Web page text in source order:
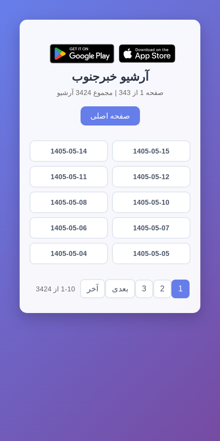
آرشیو خبرجنوب
صفحه 1 از 343 | مجموع 3424 آرشیو
صفحه اصلی
1405-05-15
1405-05-14
1405-05-12
1405-05-11
1405-05-10
1405-05-08
1405-05-07
1405-05-06
1405-05-05
1405-05-04
1
2
3 بعدی آخر 1-10 از 3424